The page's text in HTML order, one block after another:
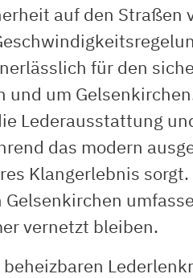
auf den Straßen
für den
um
Lederausstattung
das modern
Klangerlebnis
vernetzt bleiben.